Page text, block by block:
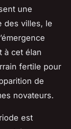
une
des villes, le
à cet élan
fertile pour
de
novateurs.
est